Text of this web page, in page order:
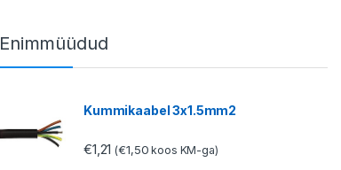
Enimmüüdud
Kummikaabel 3x1.5mm2
€1,21 (€1,50 koos KM-ga)